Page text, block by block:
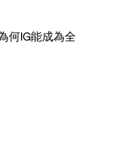
何IG能成為全